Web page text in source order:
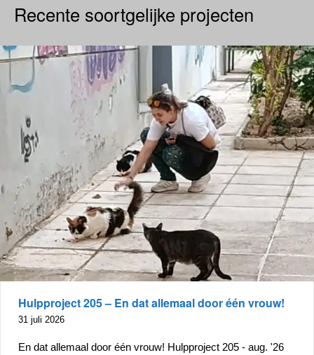
Recente soortgelijke projecten
Hulpproject 205 – En dat allemaal door één vrouw!
31 juli 2026
En dat allemaal door één vrouw! Hulpproject 205 - aug. '26